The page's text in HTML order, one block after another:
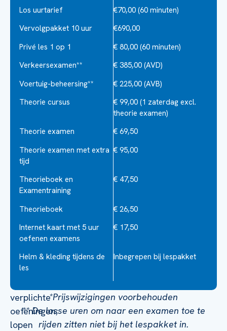
Examen
examen,
voertuigbeheersing;
bestaat
verrichtingen,
waarvan
tijdens
examen
worden
afgenomen.
zijn
4
verplichte
oefeningen;
lopen
Los uurtarief
€70,00 (60 minuten)
Vervolgpakket 10 uur
€690,00
Privé les 1 op 1
€ 80,00 (60 minuten)
Verkeersexamen**
€ 385,00 (AVD)
Voertuig-beheersing**
€ 225,00 (AVB)
Theorie cursus
€ 99,00 (1 zaterdag excl.
theorie examen)
Theorie examen
€ 69,50
Theorie examen met extra
tijd
€ 95,00
Theorieboek en
Examentraining
€ 47,50
Theorieboek
€ 26,50
Internet kaart met 5 uur
oefenen examens
€ 17,50
Helm & kleding tijdens de
les
Inbegrepen bij lespakket
*Prijswijzigingen voorbehouden
** De losse uren om naar een examen toe te
rijden zitten niet bij het lespakket in.